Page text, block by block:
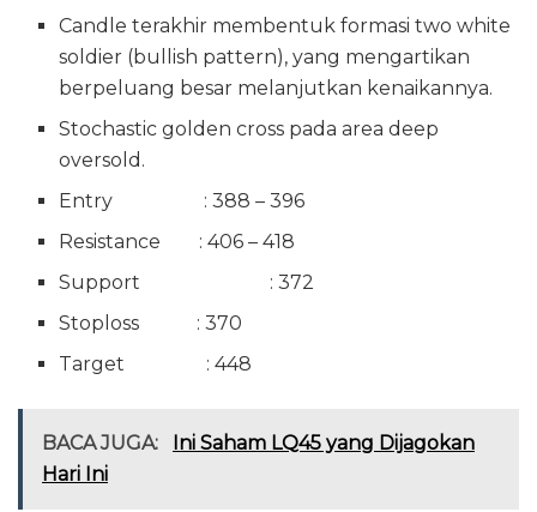
Candle terakhir membentuk formasi two white
soldier (bullish pattern), yang mengartikan
berpeluang besar melanjutkan kenaikannya.
Stochastic golden cross pada area deep
oversold.
Entry : 388 – 396
Resistance : 406 – 418
Support : 372
Stoploss : 370
Target : 448
BACA JUGA:
Ini Saham LQ45 yang Dijagokan
Hari Ini